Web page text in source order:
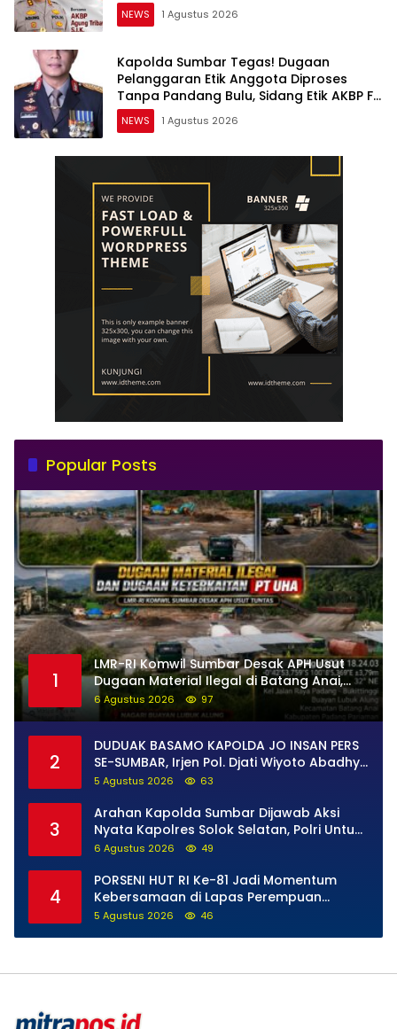
NEWS 1 Agustus 2026
Kapolda Sumbar Tegas! Dugaan
Pelanggaran Etik Anggota Diproses
Tanpa Pandang Bulu, Sidang Etik AKBP F
Dipercepat
NEWS 1 Agustus 2026
Popular Posts
1
LMR-RI Komwil Sumbar Desak APH Usut
Dugaan Material Ilegal di Batang Anai,
Dugaan Keterkaitan PT UHA Diminta
Diselidiki Tuntas
6 Agustus 2026 97
2
DUDUAK BASAMO KAPOLDA JO INSAN PERS
SE-SUMBAR, Irjen Pol. Djati Wiyoto Abadhy
Tegaskan Tak Ada Ruang bagi Pelanggar
5 Agustus 2026 63
3
Arahan Kapolda Sumbar Dijawab Aksi
Nyata Kapolres Solok Selatan, Polri Untuk
Masyarakat Bukan Sekadar Slogan
6 Agustus 2026 49
4
PORSENI HUT RI Ke-81 Jadi Momentum
Kebersamaan di Lapas Perempuan
Padang
5 Agustus 2026 46